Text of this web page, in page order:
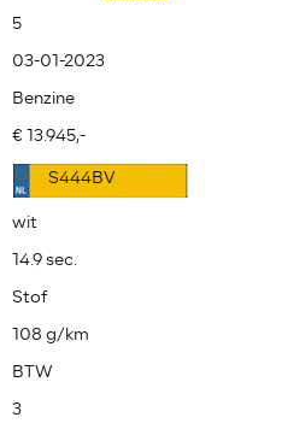
5
03-01-2023
Benzine
€ 13.945,-
S444BV
wit
14.9 sec.
Stof
108 g/km
BTW
3